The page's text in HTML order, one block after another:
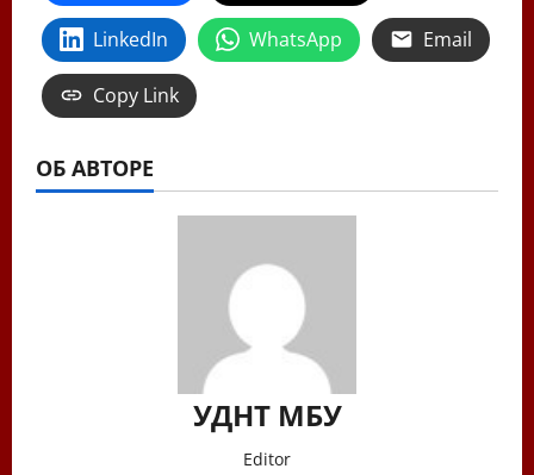
LinkedIn WhatsApp Email
Copy Link
ОБ АВТОРЕ
УДНТ МБУ
Editor